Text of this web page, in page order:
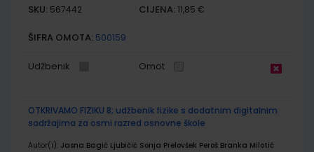
SKU: 567442 CIJENA: 11,85 €
ŠIFRA OMOTA: 500159
Udžbenik Omot
OTKRIVAMO FIZIKU 8; udžbenik fizike s dodatnim digitalnim
sadržajima za osmi razred osnovne škole
Autor(i): Jasna Bagić Ljubičić Sonja Prelovšek Peroš Branka Milotić